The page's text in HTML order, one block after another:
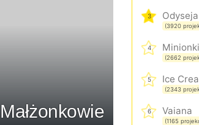
Małżonkowie
3 Odyseja
(3920
4
(2662
5 Ice
(2343
6 Vaiana
(1165